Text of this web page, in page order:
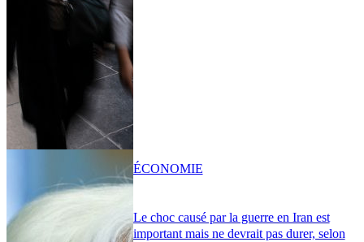
Le choc causé par la guerre en Iran est
important mais ne devrait pas durer, selon
ÉCONOMIE